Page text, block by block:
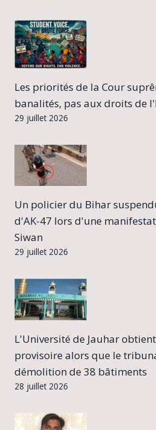
Les priorités de la Cour
banalités, pas aux droits de
29 juillet 2026
Un policier du Bihar
d'AK-47 lors d'une
Siwan
29 juillet 2026
L'Université de Jauhar
provisoire alors que le
démolition de 38 bâtiments
28 juillet 2026